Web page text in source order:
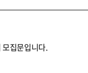
집문입니다.